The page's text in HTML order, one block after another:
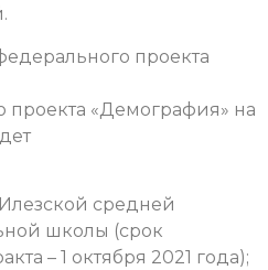
проекта
«Демография» на
средней
школы (срок
– 1 октября 2021 года);